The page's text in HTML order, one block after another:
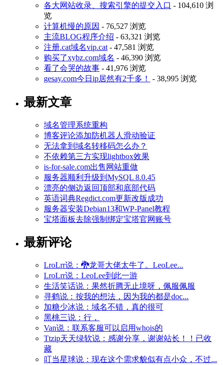
各大网站收录、搜索引擎的提交入口 - 104,610 浏
览
计算机慢的原因 - 76,527 浏览
主流BLOG程序介绍 - 63,321 浏览
注册.cat域名vip.cat - 47,581 浏览
购买了xybz.com域名 - 46,390 浏览
看了会哭的故事 - 41,976 浏览
gesay.com今日ip居然有2千多！
- 38,995 浏览
最新文章
域名管理系统重构
博客评论添加防机器人滑动验证
无法拿到域名转移码怎么办？
不依赖第三方实现lightbox效果
is-for-sale.com出售网站重做
服务器顺利升级到MySQL 8.0.45
漂亮的侧边返回顶部和底部代码
英语词典Regdict.com更新改版成功
服务器安装Debian13和WP-Panel教程
宝塔面板去除强制绑定宝塔官网账号
最新评论
LroLrr说：🐉龙哥大佬太牛了。LeoLee...
LroLrr说：LeoLee到此一游
生活笑话说：果然折腾无止境呀，佩服佩服
寻鹤说：按我的想法，因为我的都是doc...
加糖少冰说：域名不错，真的很可
黑桃三说：行，
Van说：联系客服可以启用whois的
Ttzip天天绿软说：感谢分享，谢谢站长！！已收
藏
叮当星球说：现在这个需求貌似有点小众，不过...